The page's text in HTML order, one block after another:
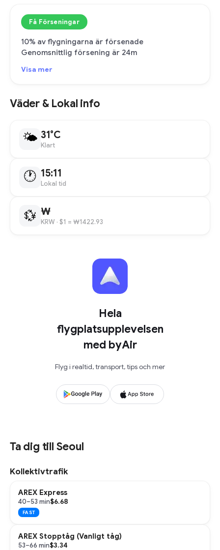
Få Förseningar
10% av flygningarna är försenade
Genomsnittlig försening är 24m
Visa mer
Väder & Lokal info
🌤 31°C
Klart
🕐 15:11
Lokal tid
💱 ₩
KRW · $1 = ₩1422.93
Hela
flygplatsupplevelsen
med byAir
Flyg i realtid, transport, tips och mer
Ta dig till Seoul
Kollektivtrafik
AREX Express
40–53 min$6.68
FAST
AREX Stopptåg (Vanligt tåg)
53–66 min$3.34